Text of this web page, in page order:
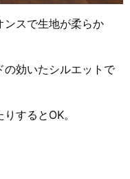
ンスで生地が柔らか
の効いたシルエットで
するとOK。